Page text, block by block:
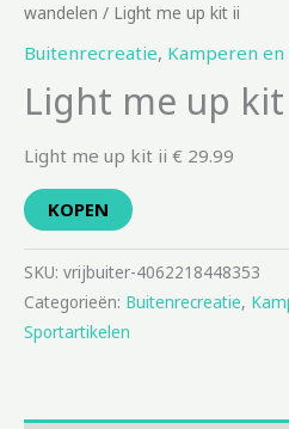
wandelen / Light me up kit ii
Buitenrecreatie, Kamperen en
Light me up
Light me up kit ii € 29.99
KOPEN
SKU: vrijbuiter-4062218448353
Categorieën: Buitenrecreatie,
Sportartikelen